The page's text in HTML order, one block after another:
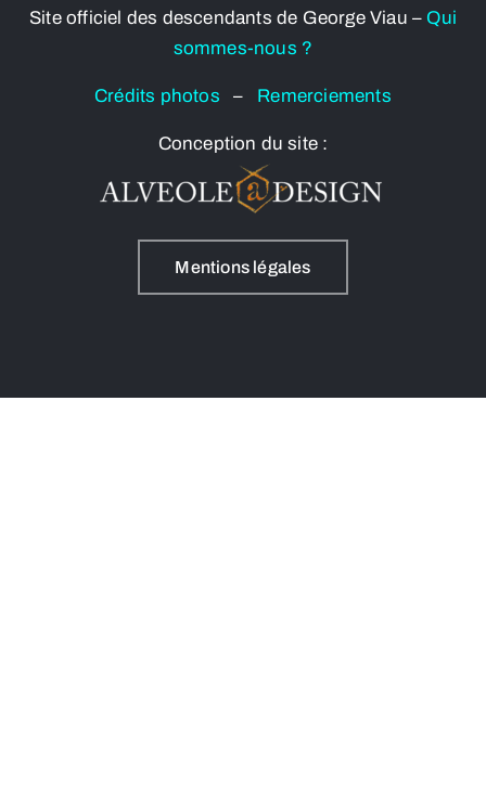
Site officiel des descendants de George Viau – Qui
sommes-nous ?
Crédits photos– Remerciements
Conception du site :
Mentions légales